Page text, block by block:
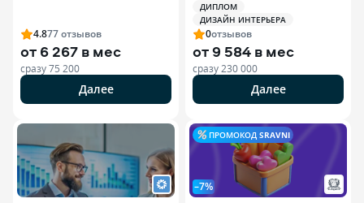
4.877отзывов
от 6 267 в мес
сразу75 200
Далее
ДИПЛОМ
ДИЗАЙН ИНТЕРЬЕРА
0отзывов
от9 584 в мес
сразу 230 000
Далее
ПРОМОКОД SRAVNI
–7%